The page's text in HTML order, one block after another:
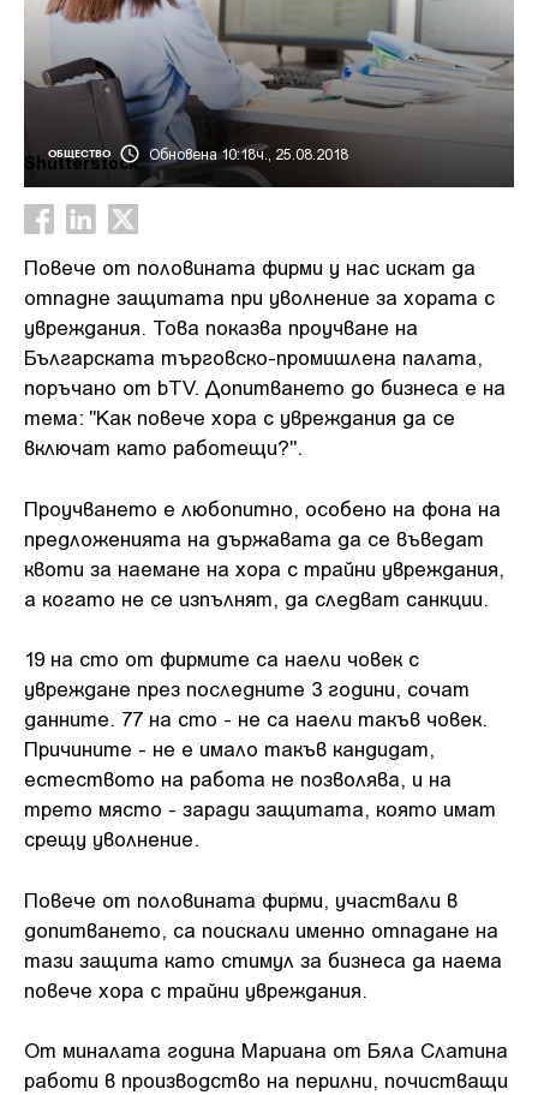
ОБЩЕСТВО Обновена 10:18ч., 25.08.2018
Shutterstock
Повече от половината фирми у нас искат да
отпадне защитата при уволнение за хората с
увреждания. Това показва проучване на
Българската търговско-промишлена палата,
поръчано от bTV. Допитването до бизнеса е на
тема: "Как повече хора с увреждания да се
включат като работещи?".
Проучването е любопитно, особено на фона на
предложенията на държавата да се въведат
квоти за наемане на хора с трайни увреждания,
а когато не се изпълнят, да следват санкции.
19 на сто от фирмите са наели човек с
увреждане през последните 3 години, сочат
данните. 77 на сто - не са наели такъв човек.
Причините - не е имало такъв кандидат,
естеството на работа не позволява, и на
трето място - заради защитата, която имат
срещу уволнение.
Повече от половината фирми, участвали в
допитването, са поискали именно отпадане на
тази защита като стимул за бизнеса да наема
повече хора с трайни увреждания.
От миналата година Мариана от Бяла Слатина
работи в производство на перилни, почистващи